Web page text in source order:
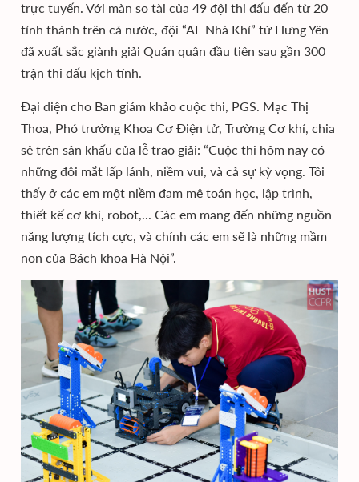
trực tuyến. Với màn so tài của 49 đội thi đấu đến từ 20
tỉnh thành trên cả nước, đội “AE Nhà Khỉ” từ Hưng Yên
đã xuất sắc giành giải Quán quân đầu tiên sau gần 300
trận thi đấu kịch tính.
Đại diện cho Ban giám khảo cuộc thi, PGS. Mạc Thị
Thoa, Phó trưởng Khoa Cơ Điện tử, Trường Cơ khí, chia
sẻ trên sân khấu của lễ trao giải: “Cuộc thi hôm nay có
những đôi mắt lấp lánh, niềm vui, và cả sự kỳ vọng. Tôi
thấy ở các em một niềm đam mê toán học, lập trình,
thiết kế cơ khí, robot,... Các em mang đến những nguồn
năng lượng tích cực, và chính các em sẽ là những mầm
non của Bách khoa Hà Nội”.